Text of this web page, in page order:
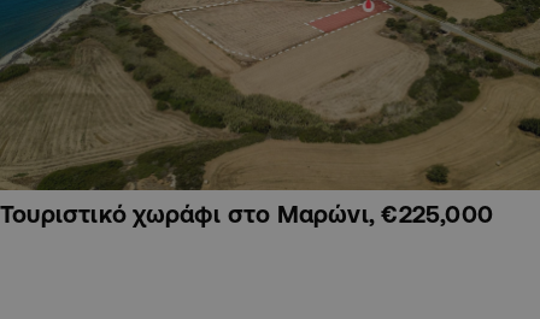
Τουριστικό χωράφι στο Μαρώνι, €225,000